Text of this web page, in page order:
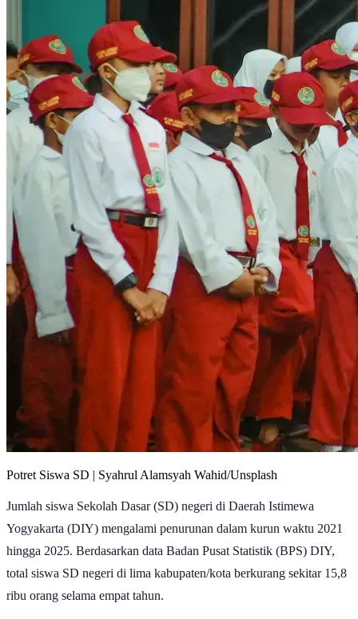
Potret Siswa SD | Syahrul Alamsyah Wahid/Unsplash
Jumlah siswa Sekolah Dasar (SD) negeri di Daerah Istimewa
Yogyakarta (DIY) mengalami penurunan dalam kurun waktu 2021
hingga 2025. Berdasarkan data Badan Pusat Statistik (BPS) DIY,
total siswa SD negeri di lima kabupaten/kota berkurang sekitar 15,8
ribu orang selama empat tahun.